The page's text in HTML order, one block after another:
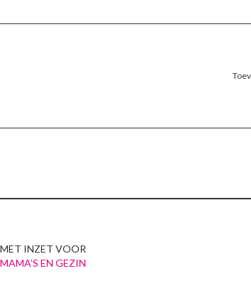
MET INZET VOOR
MAMA’S EN GEZIN